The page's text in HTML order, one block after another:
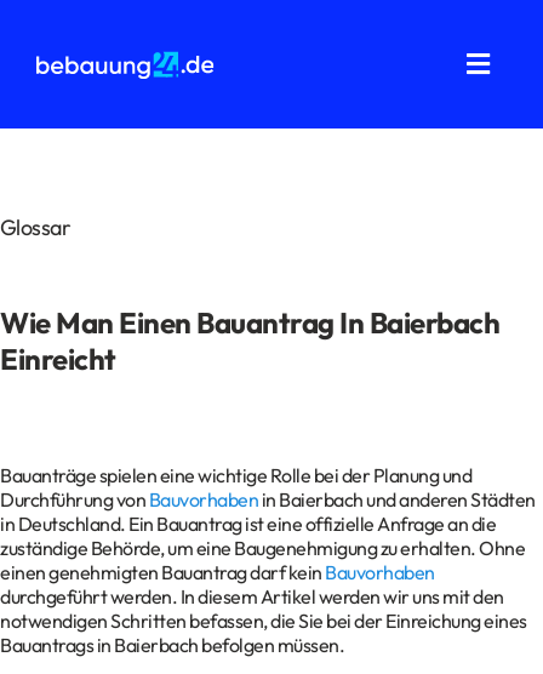
springen
Bauantrag
FAQ
Kontakt
Datenschutz
Impressum
Glossar
Wie Man Einen Bauantrag In Baierbach
Einreicht
Bauanträge spielen eine wichtige Rolle bei der Planung und
Durchführung von Bauvorhaben in Baierbach und anderen Städten
in Deutschland. Ein Bauantrag ist eine offizielle Anfrage an die
zuständige Behörde, um eine Baugenehmigung zu erhalten. Ohne
einen genehmigten Bauantrag darf kein Bauvorhaben
durchgeführt werden. In diesem Artikel werden wir uns mit den
notwendigen Schritten befassen, die Sie bei der Einreichung eines
Bauantrags in Baierbach befolgen müssen.